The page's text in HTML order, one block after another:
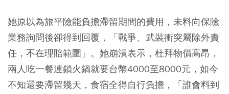
她原以為旅平險能負擔滯留期間的費用，未料向保險
業務詢問後卻得到回覆，「戰爭、武裝衝突屬除外責
任，不在理賠範圍」。她崩潰表示，杜拜物價高昂，
兩人吃一餐連鎖火鍋就要台幣4000至8000元，如今
不知還要滯留幾天，食宿全得自行負擔，「誰會料到